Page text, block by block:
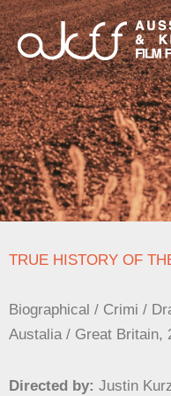
Skip
to
content
TRUE HISTORY OF
Biographical / Crimi /
Austalia / Great Britain,
Directed by: Justin